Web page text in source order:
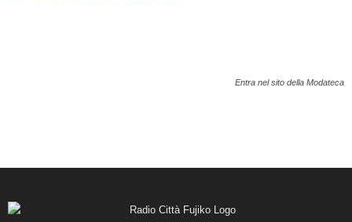
Entra nel sito della Modateca